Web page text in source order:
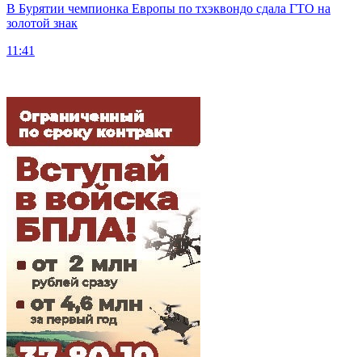
В Бурятии чемпионка Европы по тхэквондо сдала ГТО на
золотой знак
11:41